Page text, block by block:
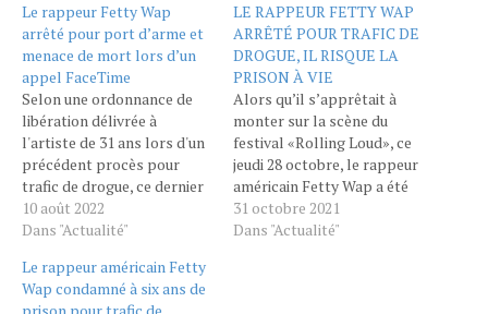
Le rappeur Fetty Wap
arrêté pour port d’arme et
menace de mort lors d’un
appel FaceTime
Selon une ordonnance de
libération délivrée à
l'artiste de 31 ans lors d'un
précédent procès pour
trafic de drogue, ce dernier
ne devait être ni en
possession d'arme à feu, ni
Wap a été arrêté par des
agents du FBI dans le New
10 août 2022
Dans "Actualité"
LE RAPPEUR FETTY WAP
ARRÊTÉ POUR TRAFIC DE
DROGUE, IL RISQUE LA
PRISON À VIE
Alors qu’il s’apprêtait à
monter sur la scène du
festival «Rolling Loud», ce
jeudi 28 octobre, le rappeur
américain Fetty Wap a été
arrêté à New York. Il est
soupçonné d’être impliqué
31 octobre 2021
Dans "Actualité"
Le rappeur américain Fetty
Wap condamné à six ans de